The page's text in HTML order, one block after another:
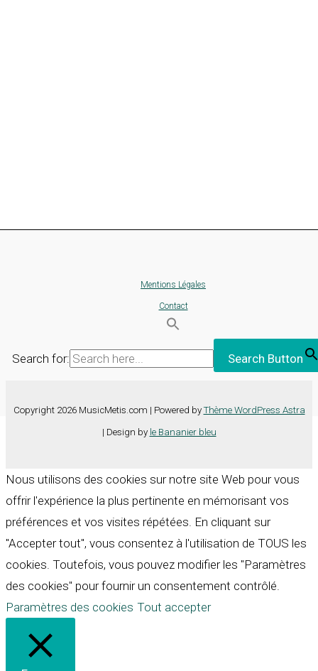
Mentions Légales
Contact
Search for: Search Button
Copyright 2026 MusicMetis.com | Powered by Thème WordPress Astra
| Design by le Bananier bleu
Nous utilisons des cookies sur notre site Web pour vous
offrir l'expérience la plus pertinente en mémorisant vos
préférences et vos visites répétées. En cliquant sur
"Accepter tout", vous consentez à l'utilisation de TOUS les
cookies. Toutefois, vous pouvez modifier les "Paramètres
des cookies" pour fournir un consentement contrôlé.
Paramètres des cookies Tout accepter